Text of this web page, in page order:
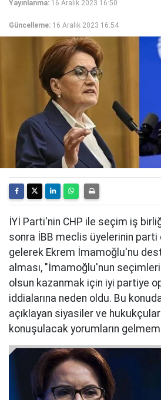
Yayınlanma: 16 Aralık 2023 16:50
Güncelleme: 16 Aralık 2023 16:54
İYİ Parti'nin CHP ile seçim iş
sonra İBB meclis üyelerinin parti
gelerek Ekrem İmamoğlu'nu
alması, "İmamoğlu'nun
olsun kazanmak için iyi partiye
iddialarına neden oldu. Bu
açıklayan siyasiler ve
konuşulacak yorumların